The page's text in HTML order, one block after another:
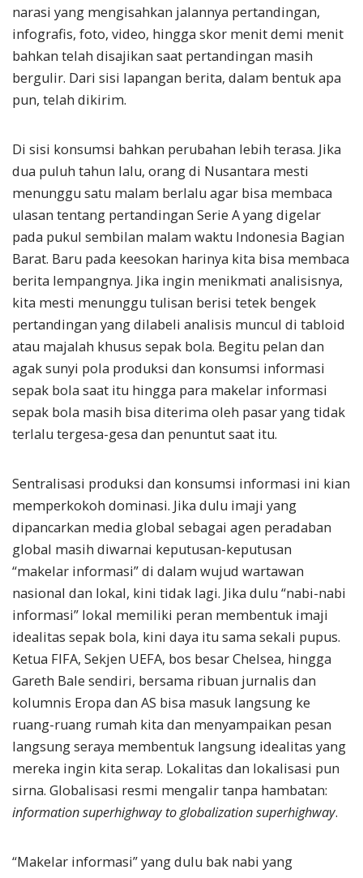
narasi yang mengisahkan jalannya pertandingan,
infografis, foto, video, hingga skor menit demi menit
bahkan telah disajikan saat pertandingan masih
bergulir. Dari sisi lapangan berita, dalam bentuk apa
pun, telah dikirim.
Di sisi konsumsi bahkan perubahan lebih terasa. Jika
dua puluh tahun lalu, orang di Nusantara mesti
menunggu satu malam berlalu agar bisa membaca
ulasan tentang pertandingan Serie A yang digelar
pada pukul sembilan malam waktu Indonesia Bagian
Barat. Baru pada keesokan harinya kita bisa membaca
berita lempangnya. Jika ingin menikmati analisisnya,
kita mesti menunggu tulisan berisi tetek bengek
pertandingan yang dilabeli analisis muncul di tabloid
atau majalah khusus sepak bola. Begitu pelan dan
agak sunyi pola produksi dan konsumsi informasi
sepak bola saat itu hingga para makelar informasi
sepak bola masih bisa diterima oleh pasar yang tidak
terlalu tergesa-gesa dan penuntut saat itu.
Sentralisasi produksi dan konsumsi informasi ini kian
memperkokoh dominasi. Jika dulu imaji yang
dipancarkan media global sebagai agen peradaban
global masih diwarnai keputusan-keputusan
“makelar informasi” di dalam wujud wartawan
nasional dan lokal, kini tidak lagi. Jika dulu “nabi-nabi
informasi” lokal memiliki peran membentuk imaji
idealitas sepak bola, kini daya itu sama sekali pupus.
Ketua FIFA, Sekjen UEFA, bos besar Chelsea, hingga
Gareth Bale sendiri, bersama ribuan jurnalis dan
kolumnis Eropa dan AS bisa masuk langsung ke
ruang-ruang rumah kita dan menyampaikan pesan
langsung seraya membentuk langsung idealitas yang
mereka ingin kita serap. Lokalitas dan lokalisasi pun
sirna. Globalisasi resmi mengalir tanpa hambatan:
information superhighway to globalization superhighway.
“Makelar informasi” yang dulu bak nabi yang